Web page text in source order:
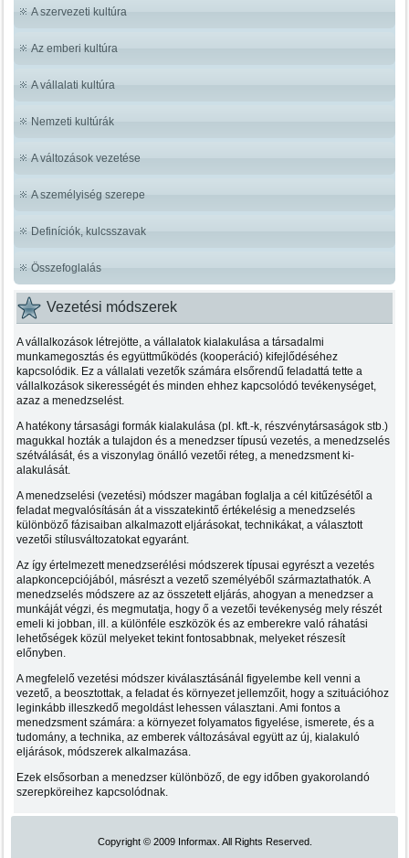
A szervezeti kultúra
Az emberi kultúra
A vállalati kultúra
Nemzeti kultúrák
A változások vezetése
A személyiség szerepe
Definíciók, kulcsszavak
Összefoglalás
Vezetési módszerek
A vállalkozások létrejötte, a vállalatok kialakulása a társadalmi
munkamegosztás és együttműködés (kooperáció) kifejlődéséhez
kapcsolódik. Ez a vállalati vezetők számára elsőrendű feladattá tette a
vállalkozások sikerességét és minden ehhez kapcsolódó tevékenységet,
azaz a menedzselést.
A hatékony társasági formák kialakulása (pl. kft.-k, részvénytársaságok stb.)
magukkal hozták a tulajdon és a menedzser típusú vezetés, a menedzselés
szétválását, és a viszonylag önálló vezetői réteg, a menedzsment ki-
alakulását.
A menedzselési (vezetési) módszer magában foglalja a cél kitűzésétől a
feladat megvalósításán át a visszatekintő értékelésig a menedzselés
különböző fázisaiban alkalmazott eljárásokat, technikákat, a választott
vezetői stílusváltozatokat egyaránt.
Az így értelmezett menedzserélési módszerek típusai egyrészt a vezetés
alapkoncepciójából, másrészt a vezető személyéből származtathatók. A
menedzselés módszere az az összetett eljárás, ahogyan a menedzser a
munkáját végzi, és megmutatja, hogy ő a vezetői tevékenység mely részét
emeli ki jobban, ill. a különféle eszközök és az emberekre való ráhatási
lehetőségek közül melyeket tekint fontosabbnak, melyeket részesít
előnyben.
A megfelelő vezetési módszer kiválasztásánál figyelembe kell venni a
vezető, a beosztottak, a feladat és környezet jellemzőit, hogy a szituációhoz
leginkább illeszkedő megoldást lehessen választani. Ami fontos a
menedzsment számára: a környezet folyamatos figyelése, ismerete, és a
tudomány, a technika, az emberek változásával együtt az új, kialakuló
eljárások, módszerek alkalmazása.
Ezek elsősorban a menedzser különböző, de egy időben gyakorolandó
szerepköreihez kapcsolódnak.
Copyright © 2009 Informax. All Rights Reserved.